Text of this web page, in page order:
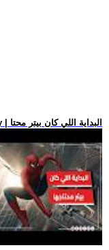
.. فيلم Spider-Man: Brand New Day | البداية اللي كان بيتر محتا